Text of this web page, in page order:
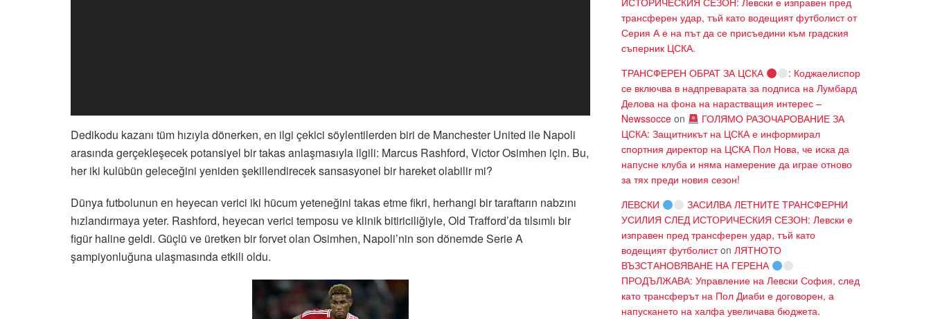
Dedikodu kazanı tüm hızıyla dönerken, en ilgi çekici söylentilerden biri de Manchester United ile Napoli
arasında gerçekleşecek potansiyel bir takas anlaşmasıyla ilgili: Marcus Rashford, Victor Osimhen için. Bu,
her iki kulübün geleceğini yeniden şekillendirecek sansasyonel bir hareket olabilir mi?
Dünya futbolunun en heyecan verici iki hücum yeteneğini takas etme fikri, herhangi bir taraftarın nabzını
hızlandırmaya yeter. Rashford, heyecan verici temposu ve klinik bitiriciliğiyle, Old Trafford’da tılsımlı bir
figür haline geldi. Güçlü ve üretken bir forvet olan Osimhen, Napoli’nin son dönemde Serie A
şampiyonluğuna ulaşmasında etkili oldu.
трансферен удар, тъй като водещият футболист от
Серия А е на път да се присъедини към градския
съперник ЦСКА.
ТРАНСФЕРЕН ОБРАТ ЗА ЦСКА
: Коджаелиспор
се включва в надпреварата за подписа на Лумбард
Делова на фона на нарастващия интерес –
Newssocce on
ГОЛЯМО РАЗОЧАРОВАНИЕ ЗА
ЦСКА: Защитникът на ЦСКА е информирал
спортния директор на ЦСКА Пол Нова, че иска да
напусне клуба и няма намерение да играе отново
за тях преди новия сезон!
ЛЕВСКИ
ЗАСИЛВА ЛЕТНИТЕ ТРАНСФЕРНИ
УСИЛИЯ СЛЕД ИСТОРИЧЕСКИЯ СЕЗОН: Левски е
изправен пред трансферен удар, тъй като
водещият футболистon ЛЯТНОТО
ВЪЗСТАНОВЯВАНЕ НА ГЕРЕНА
ПРОДЪЛЖАВА: Управление на Левски София, след
като трансферът на Пол Диаби е договорен, а
напускането на халфа увеличава бюджета.